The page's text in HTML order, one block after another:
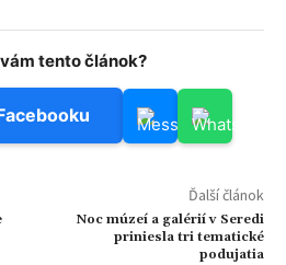
tento článok?
Ďalší článok
Noc múzeí a galérií v Seredi
priniesla tri tematické
podujatia